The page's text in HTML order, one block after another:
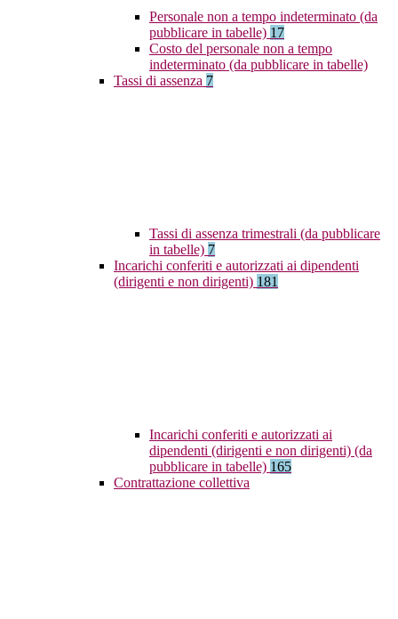
Personale non a tempo indeterminato (da
pubblicare in tabelle) 17
Costo del personale non a tempo
indeterminato (da pubblicare in tabelle)
Tassi di assenza 7
Tassi di assenza trimestrali (da pubblicare
in tabelle) 7
Incarichi conferiti e autorizzati ai dipendenti
(dirigenti e non dirigenti) 181
Incarichi conferiti e autorizzati ai
dipendenti (dirigenti e non dirigenti) (da
pubblicare in tabelle) 165
Contrattazione collettiva